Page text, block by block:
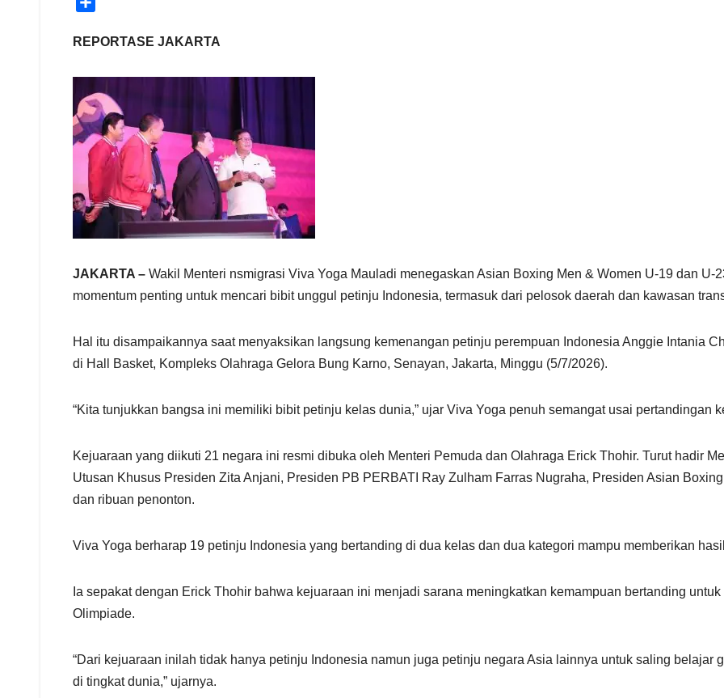
a
e
REPORTASE JAKARTA
JAKARTA – Wakil Menteri nsmigrasi Viva Yoga Mauladi menegaskan Asian Boxing Men & Women U-19 dan
momentum penting untuk mencari bibit unggul petinju Indonesia, termasuk dari pelosok daerah dan kawasan
Hal itu disampaikannya saat menyaksikan langsung kemenangan petinju perempuan Indonesia Anggie Intania
di Hall Basket, Kompleks Olahraga Gelora Bung Karno, Senayan, Jakarta, Minggu (5/7/2026).
“Kita tunjukkan bangsa ini memiliki bibit petinju kelas dunia,” ujar Viva Yoga penuh semangat usai pertandingan
Kejuaraan yang diikuti 21 negara ini resmi dibuka oleh Menteri Pemuda dan Olahraga Erick Thohir. Turut hadir
Utusan Khusus Presiden Zita Anjani, Presiden PB PERBATI Ray Zulham Farras Nugraha, Presiden Asian
dan ribuan penonton.
Viva Yoga berharap 19 petinju Indonesia yang bertanding di dua kelas dan dua kategori mampu memberikan
Ia sepakat dengan Erick Thohir bahwa kejuaraan ini menjadi sarana meningkatkan kemampuan bertanding
Olimpiade.
“Dari kejuaraan inilah tidak hanya petinju Indonesia namun juga petinju negara Asia lainnya untuk saling belajar
di tingkat dunia,” ujarnya.